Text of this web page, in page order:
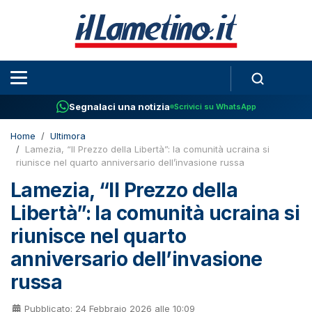
Segnalaci una notizia Scrivici su WhatsApp
Home
Ultimora
Lamezia, “Il Prezzo della Libertà”: la comunità ucraina si
riunisce nel quarto anniversario dell’invasione russa
Lamezia, “Il Prezzo della
Libertà”: la comunità ucraina si
riunisce nel quarto
anniversario dell’invasione
russa
Pubblicato: 24 Febbraio 2026 alle 10:09